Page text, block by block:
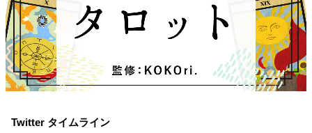
Twitter タイムライン